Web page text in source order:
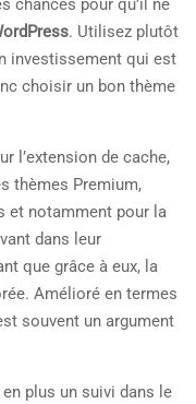
chances pour qu’il ne
. Utilisez plutôt
investissement qui est
choisir un bon thème
l’extension de cache,
thèmes Premium,
et notamment pour la
dans leur
que grâce à eux, la
Amélioré en termes
souvent un argument
plus un suivi dans le